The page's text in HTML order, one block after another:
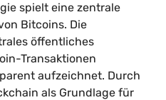
spielt eine zentrale
Bitcoins. Die
öffentliches
Transaktionen
aufzeichnet. Durch
als Grundlage für